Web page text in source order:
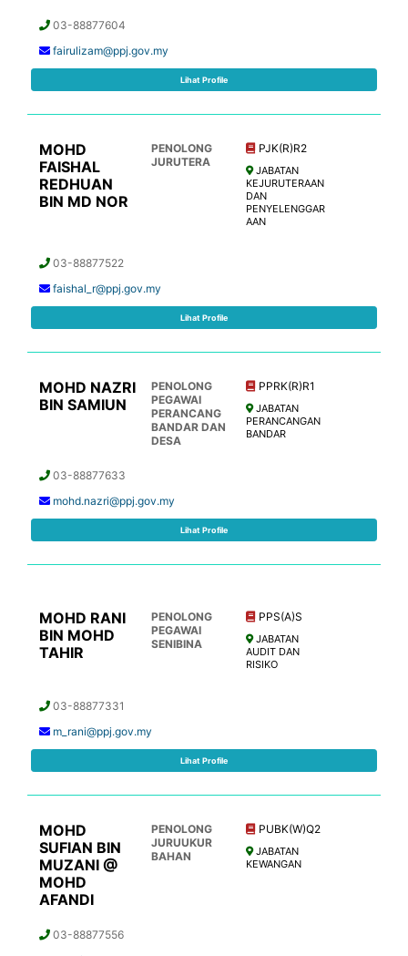
03-88877604
fairulizam@ppj.gov.my
Lihat Profile
MOHD
FAISHAL
REDHUAN
BIN MD NOR
PENOLONG
JURUTERA
PJK(R)R2
JABATAN
KEJURUTERAAN
DAN
PENYELENGGAR
AAN
03-88877522
faishal_r@ppj.gov.my
Lihat Profile
MOHD NAZRI
BIN SAMIUN
PENOLONG
PEGAWAI
PERANCANG
BANDAR DAN
DESA
PPRK(R)R1
JABATAN
PERANCANGAN
BANDAR
03-88877633
mohd.nazri@ppj.gov.my
Lihat Profile
MOHD RANI
BIN MOHD
TAHIR
PENOLONG
PEGAWAI
SENIBINA
PPS(A)S
JABATAN
AUDIT DAN
RISIKO
03-88877331
m_rani@ppj.gov.my
Lihat Profile
MOHD
SUFIAN BIN
MUZANI @
MOHD
AFANDI
PENOLONG
JURUUKUR
BAHAN
PUBK(W)Q2
JABATAN
KEWANGAN
03-88877556